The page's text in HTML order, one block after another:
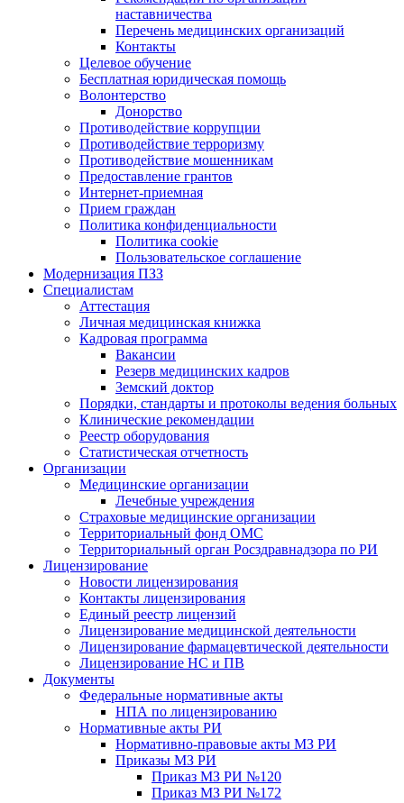
наставничества
Перечень медицинских организаций
Контакты
Целевое обучение
Бесплатная юридическая помощь
Волонтерство
Донорство
Противодействие коррупции
Противодействие терроризму
Противодействие мошенникам
Предоставление грантов
Интернет-приемная
Прием граждан
Политика конфиденциальности
Политика cookie
Пользовательское соглашение
Модернизация ПЗЗ
Специалистам
Аттестация
Личная медицинская книжка
Кадровая программа
Вакансии
Резерв медицинских кадров
Земский доктор
Порядки, стандарты и протоколы ведения больных
Клинические рекомендации
Реестр оборудования
Статистическая отчетность
Организации
Медицинские организации
Лечебные учреждения
Страховые медицинские организации
Территориальный фонд ОМС
Территориальный орган Росздравнадзора по РИ
Лицензирование
Новости лицензирования
Контакты лицензирования
Единый реестр лицензий
Лицензирование медицинской деятельности
Лицензирование фармацевтической деятельности
Лицензирование НС и ПВ
Документы
Федеральные нормативные акты
НПА по лицензированию
Нормативные акты РИ
Нормативно-правовые акты МЗ РИ
Приказы МЗ РИ
Приказ МЗ РИ №120
Приказ МЗ РИ №172